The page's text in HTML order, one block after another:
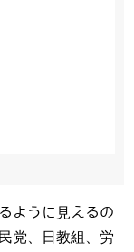
ように見えるの
党、日教組、労